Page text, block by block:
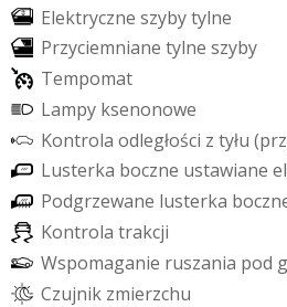
Elektryczne szybytylne
Przyciemniane tylne szyby
Tempomat
Lampy ksenonowe
Kontrola odległości z tyłu (prz
Lusterka boczne ustawiane el
Podgrzewane lusterka boczn
Kontrola trakcji
Wspomaganie ruszania pod g
Czujnik zmierzchu